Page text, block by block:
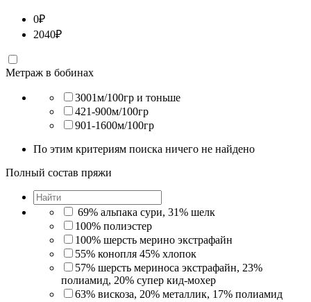
0₽
2040₽
Метраж в бобинах
3001м/100гр и тоньше
421-900м/100гр
901-1600м/100гр
По этим критериям поиска ничего не найдено
Полный состав пряжи
69% альпака сури, 31% шелк
100% полиэстер
100% шерсть мерино экстрафайн
55% конопля 45% хлопок
57% шерсть мериноса экстрафайн, 23%
полиамид, 20% супер кид-мохер
63% вискоза, 20% металлик, 17% полиамид